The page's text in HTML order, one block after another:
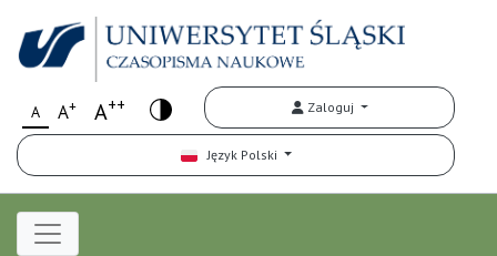
A A+ A++ Zaloguj
Język Polski